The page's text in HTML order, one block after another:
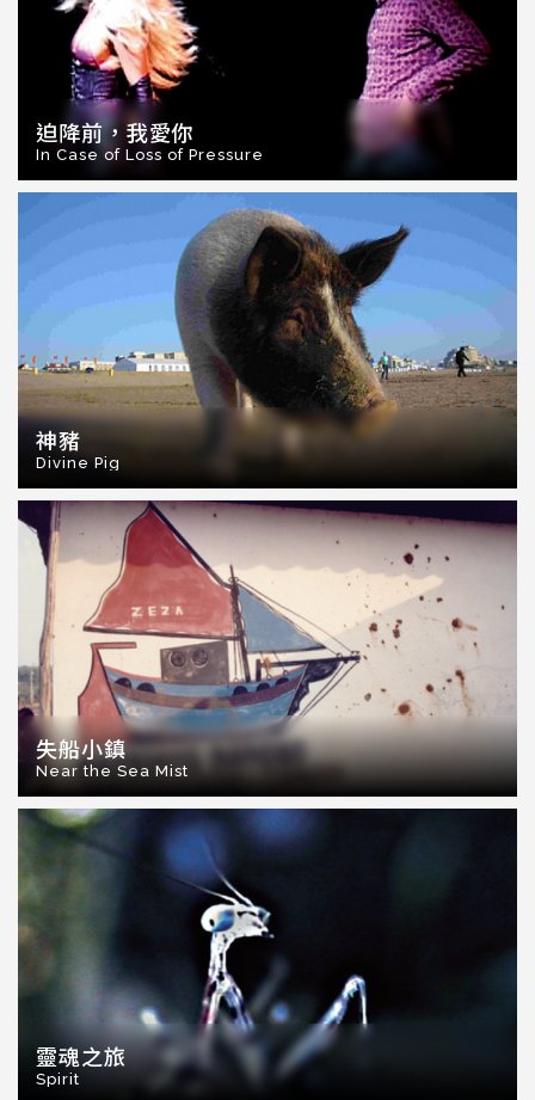
迫降前，我愛你
In Case of Loss of Pressure
神豬
Divine Pig
失船小鎮
Near the Sea Mist
靈魂之旅
Spirit